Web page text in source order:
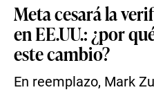
Meta cesará la
en EE.UU.: ¿por
este cambio?
En reemplazo, Mark